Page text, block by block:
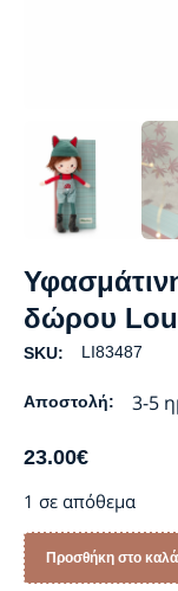
δώρου
SKU: LI83487
Αποστολή: 3-5
23.00€
1 σε απόθεμα
Προσθήκη στο